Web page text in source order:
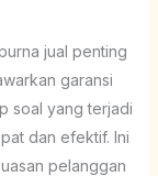
jual penting
garansi
soal yang terjadi
dan efektif. Ini
pelanggan